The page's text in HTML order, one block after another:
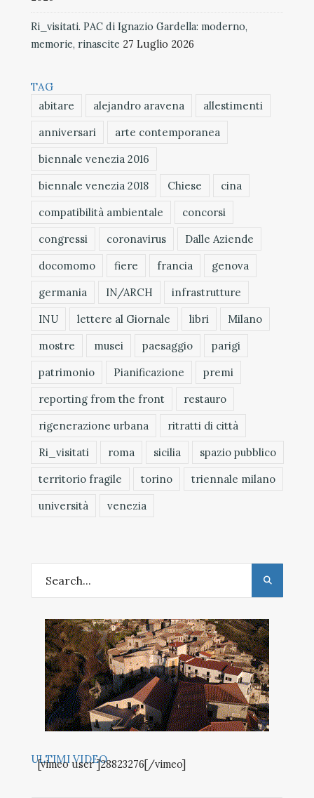
Ri_visitati. PAC di Ignazio Gardella: moderno,
memorie, rinascite 27 Luglio 2026
TAG
abitare
alejandro aravena
allestimenti
anniversari
arte contemporanea
biennale venezia 2016
biennale venezia 2018
Chiese
cina
compatibilità ambientale
concorsi
congressi
coronavirus
Dalle Aziende
docomomo
fiere francia
genova
germania
IN/ARCH
infrastrutture
INU
lettere al Giornale libri
Milano
mostre
musei paesaggio
parigi
patrimonio
Pianificazione
premi
reporting from the front
restauro
rigenerazione urbana
ritratti di città
Ri_visitati
roma sicilia
spazio pubblico
territorio fragile
torino
triennale milano
università
venezia
ULTIMI VIDEO
[vimeo user ]28823276[/vimeo]